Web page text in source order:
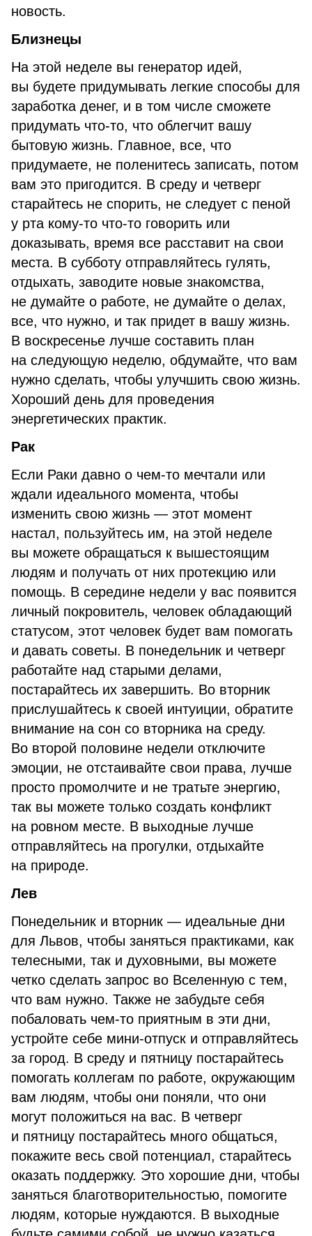
новость.
Близнецы
На этой неделе вы генератор идей,
вы будете придумывать легкие способы для
заработка денег, и в том числе сможете
придумать что-то, что облегчит вашу
бытовую жизнь. Главное, все, что
придумаете, не поленитесь записать, потом
вам это пригодится. В среду и четверг
старайтесь не спорить, не следует с пеной
у рта кому-то что-то говорить или
доказывать, время все расставит на свои
места. В субботу отправляйтесь гулять,
отдыхать, заводите новые знакомства,
не думайте о работе, не думайте о делах,
все, что нужно, и так придет в вашу жизнь.
В воскресенье лучше составить план
на следующую неделю, обдумайте, что вам
нужно сделать, чтобы улучшить свою жизнь.
Хороший день для проведения
энергетических практик.
Рак
Если Раки давно о чем-то мечтали или
ждали идеального момента, чтобы
изменить свою жизнь — этот момент
настал, пользуйтесь им, на этой неделе
вы можете обращаться к вышестоящим
людям и получать от них протекцию или
помощь. В середине недели у вас появится
личный покровитель, человек обладающий
статусом, этот человек будет вам помогать
и давать советы. В понедельник и четверг
работайте над старыми делами,
постарайтесь их завершить. Во вторник
прислушайтесь к своей интуиции, обратите
внимание на сон со вторника на среду.
Во второй половине недели отключите
эмоции, не отстаивайте свои права, лучше
просто промолчите и не тратьте энергию,
так вы можете только создать конфликт
на ровном месте. В выходные лучше
отправляйтесь на прогулки, отдыхайте
на природе.
Лев
Понедельник и вторник — идеальные дни
для Львов, чтобы заняться практиками, как
телесными, так и духовными, вы можете
четко сделать запрос во Вселенную с тем,
что вам нужно. Также не забудьте себя
побаловать чем-то приятным в эти дни,
устройте себе мини-отпуск и отправляйтесь
за город. В среду и пятницу постарайтесь
помогать коллегам по работе, окружающим
вам людям, чтобы они поняли, что они
могут положиться на вас. В четверг
и пятницу постарайтесь много общаться,
покажите весь свой потенциал, старайтесь
оказать поддержку. Это хорошие дни, чтобы
заняться благотворительностью, помогите
людям, которые нуждаются. В выходные